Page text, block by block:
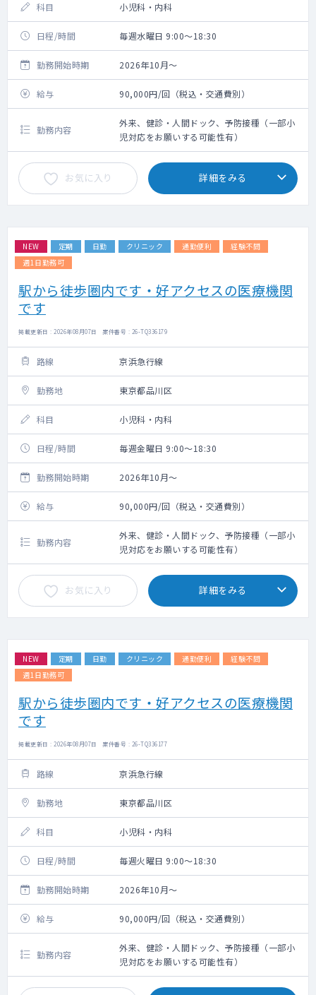
科目 小児科・内科
日程/時間 毎週水曜日 9:00～18:30
勤務開始時期 2026年10月～
給与 90,000円/回（税込・交通費別）
勤務内容
外来、健診・人間ドック、予防接種（一部小
児対応をお願いする可能性有）
お気に入り 詳細をみる
NEW 定期 日勤 クリニック 通勤便利
経験不問
週1日勤務可
駅から徒歩圏内です・好アクセスの医療機関
です
掲載更新日 : 2026年08月07日 案件番号 : 26-TQ336179
路線 京浜急行線
勤務地 東京都品川区
科目 小児科・内科
日程/時間 毎週金曜日 9:00～18:30
勤務開始時期 2026年10月～
給与 90,000円/回（税込・交通費別）
勤務内容
外来、健診・人間ドック、予防接種（一部小
児対応をお願いする可能性有）
お気に入り 詳細をみる
NEW 定期 日勤 クリニック 通勤便利
経験不問
週1日勤務可
駅から徒歩圏内です・好アクセスの医療機関
です
掲載更新日 : 2026年08月07日 案件番号 : 26-TQ336177
路線 京浜急行線
勤務地 東京都品川区
科目 小児科・内科
日程/時間 毎週火曜日 9:00～18:30
勤務開始時期 2026年10月～
給与 90,000円/回（税込・交通費別）
勤務内容
外来、健診・人間ドック、予防接種（一部小
児対応をお願いする可能性有）